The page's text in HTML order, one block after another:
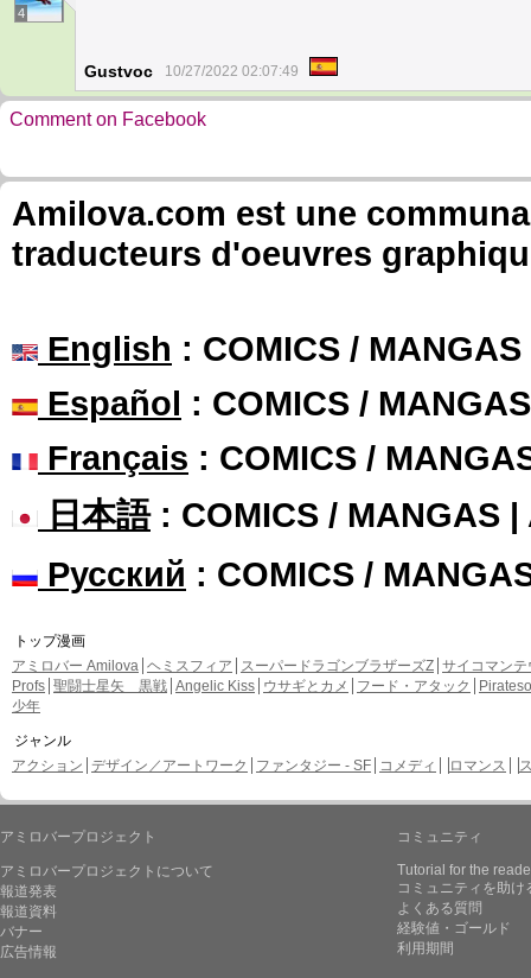
4
Gustvoc 10/27/2022 02:07:49
Comment on Facebook
Amilova.com est une
traducteurs d'oeuvres
English : COMICS /
Español : COMICS /
Français : COMICS /
日本語: COMICS / MANGAS |
Русский : COMICS /
トップ漫画
アミロバー Amilova ヘミスフィア スーパードラゴンブラザーズZ サイコマンテ
Profs 聖闘士星矢 黒戦 Angelic Kiss ウサギとカメ フード・アタック
少年
ジャンル
アクション デザイン／アートワーク ファンタジー - SF コメディ ロマンス
アミロバープロジェクト
アミロバープロジェクトについて
報道発表
報道資料
バナー
広告情報
コミュニティ
Tutorial for the
コミュニティを助け
よくある質問
経験値・ゴールド
利用期間